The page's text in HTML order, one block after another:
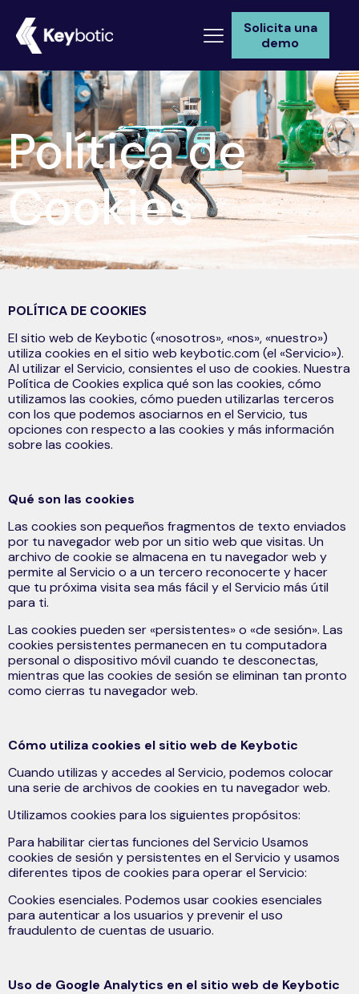
Solicita una
demo
Política de
Cookies
POLÍTICA DE COOKIES
El sitio web de Keybotic («nosotros», «nos», «nuestro»)
utiliza cookies en el sitio web keybotic.com (el «Servicio»).
Al utilizar el Servicio, consientes el uso de cookies. Nuestra
Política de Cookies explica qué son las cookies, cómo
utilizamos las cookies, cómo pueden utilizarlas terceros
con los que podemos asociarnos en el Servicio, tus
opciones con respecto a las cookies y más información
sobre las cookies.
Qué son las cookies
Las cookies son pequeños fragmentos de texto enviados
por tu navegador web por un sitio web que visitas. Un
archivo de cookie se almacena en tu navegador web y
permite al Servicio o a un tercero reconocerte y hacer
que tu próxima visita sea más fácil y el Servicio más útil
para ti.
Las cookies pueden ser «persistentes» o «de sesión». Las
cookies persistentes permanecen en tu computadora
personal o dispositivo móvil cuando te desconectas,
mientras que las cookies de sesión se eliminan tan pronto
como cierras tu navegador web.
Cómo utiliza cookies el sitio web de Keybotic
Cuando utilizas y accedes al Servicio, podemos colocar
una serie de archivos de cookies en tu navegador web.
Utilizamos cookies para los siguientes propósitos:
Para habilitar ciertas funciones del Servicio Usamos
cookies de sesión y persistentes en el Servicio y usamos
diferentes tipos de cookies para operar el Servicio:
Cookies esenciales. Podemos usar cookies esenciales
para autenticar a los usuarios y prevenir el uso
fraudulento de cuentas de usuario.
Uso de Google Analytics en el sitio web de Keybotic